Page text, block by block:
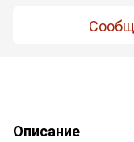
Описание